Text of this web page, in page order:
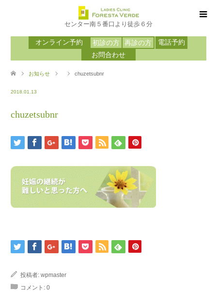
センター南５番口より徒歩６分
オンライン予約 初診の方 再診の方
電話予約
お問合わせ
お知らせ chuzetsubnr
2018.01.13
chuzetsubnr
投稿者: wpmaster
コメント: 0